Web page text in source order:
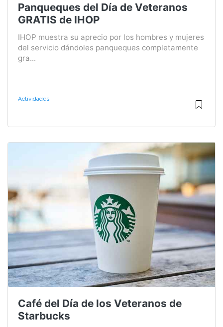
Panqueques del Día de Veteranos
GRATIS de IHOP
IHOP muestra su aprecio por los hombres y mujeres
del servicio dándoles panqueques completamente
gra...
Actividades
Café del Día de los Veteranos de
Starbucks